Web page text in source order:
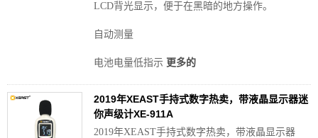
LCD背光显示，便于在黑暗的地方操作。
自动测量
电池电量低指示 更多的
2019年XEAST手持式数字热卖，带液晶显示器迷
你声级计XE-911A
2019年XEAST手持式数字热卖，带液晶显示器